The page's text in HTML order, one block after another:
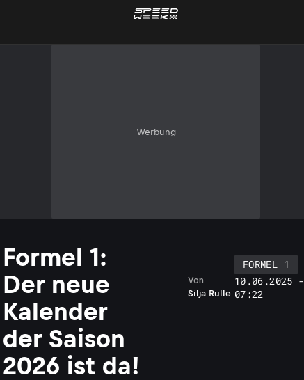
Werbung
Formel 1:
Der neue
Kalender
der Saison
2026 ist da!
Silja Rulle
Von
FORMEL 1
10.06.2025 -
07:22